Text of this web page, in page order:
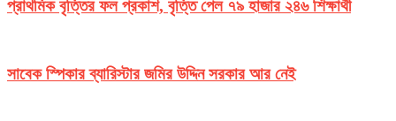
প্রাথমিক বৃত্তির ফল প্রকাশ, বৃত্তি পেল ৭৯ হাজার ২৪৬ শিক্ষার্থী
সাবেক স্পিকার ব্যারিস্টার জমির উদ্দিন সরকার আর নেই